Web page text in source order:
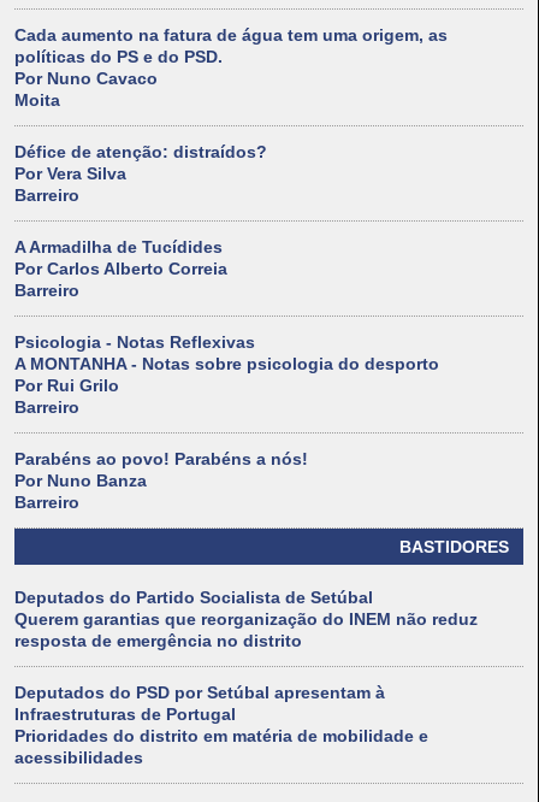
Cada aumento na fatura de água tem uma origem, as
políticas do PS e do PSD.
Por Nuno Cavaco
Moita
Défice de atenção: distraídos?
Por Vera Silva
Barreiro
A Armadilha de Tucídides
Por Carlos Alberto Correia
Barreiro
Psicologia - Notas Reflexivas
A MONTANHA - Notas sobre psicologia do desporto
Por Rui Grilo
Barreiro
Parabéns ao povo! Parabéns a nós!
Por Nuno Banza
Barreiro
BASTIDORES
Deputados do Partido Socialista de Setúbal
Querem garantias que reorganização do INEM não reduz
resposta de emergência no distrito
Deputados do PSD por Setúbal apresentam à
Infraestruturas de Portugal
Prioridades do distrito em matéria de mobilidade e
acessibilidades